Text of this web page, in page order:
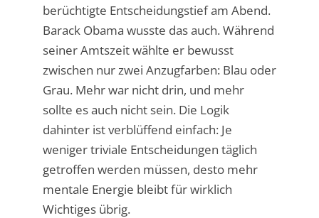
berüchtigte Entscheidungstief am Abend.
Barack Obama wusste das auch. Während
seiner Amtszeit wählte er bewusst
zwischen nur zwei Anzugfarben: Blau oder
Grau. Mehr war nicht drin, und mehr
sollte es auch nicht sein. Die Logik
dahinter ist verblüffend einfach: Je
weniger triviale Entscheidungen täglich
getroffen werden müssen, desto mehr
mentale Energie bleibt für wirklich
Wichtiges übrig.